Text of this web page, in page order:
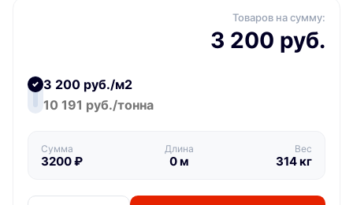
Товаров на сумму:
3 200 руб.
3 200 руб./м2
10 191 руб./тонна
Сумма
3200₽
Длина
0м
Вес
314кг